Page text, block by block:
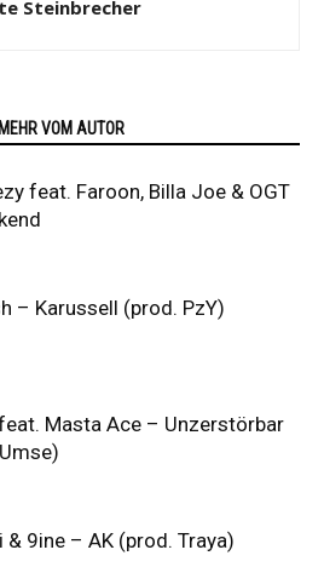
Steinbrecher
MEHR VOM AUTOR
feat. Faroon, Billa Joe & OGT
– Karussell (prod. PzY)
Masta Ace – Unzerstörbar
& 9ine – AK (prod. Traya)